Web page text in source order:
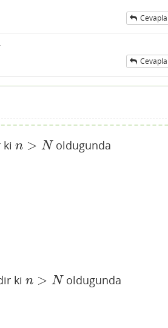
Cevapla
Cevapla
kin > N
n>N oldugunda
kin > N
n>N oldugunda